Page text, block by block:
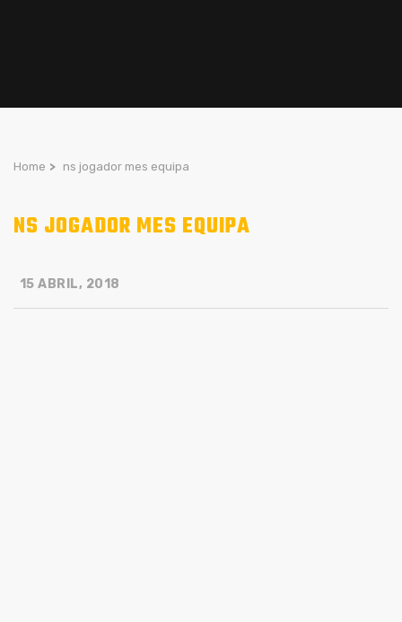
Home > ns jogador mes equipa
NS JOGADOR MES EQUIPA
15 ABRIL, 2018